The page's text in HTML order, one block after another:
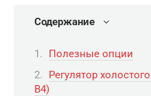
Содержание
Полезные опции
Регулятор
B4)